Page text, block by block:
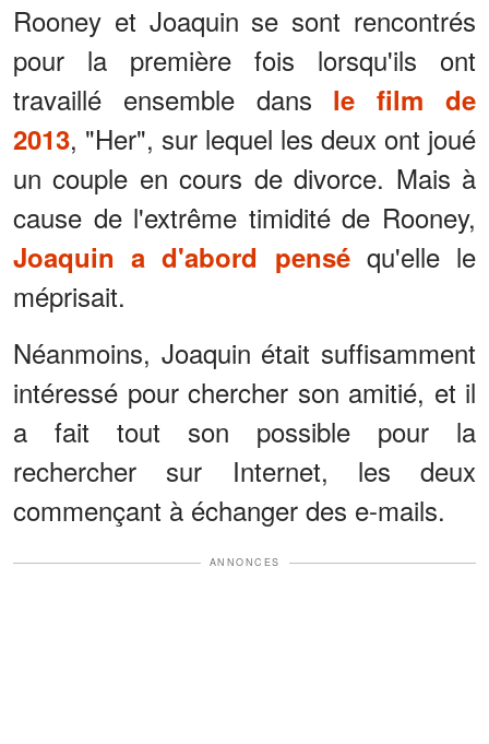
Rooney et Joaquin se sont rencontrés
pour la première fois lorsqu'ils ont
travaillé ensemble dans le film de
2013, "Her", sur lequel les deux ont joué
un couple en cours de divorce. Mais à
cause de l'extrême timidité de Rooney,
Joaquin a d'abord penséqu'elle le
méprisait.
Néanmoins, Joaquin était suffisamment
intéressé pour chercher son amitié, et il
a fait tout son possible pour la
rechercher sur Internet, les deux
commençant à échanger des e-mails.
ANNONCES